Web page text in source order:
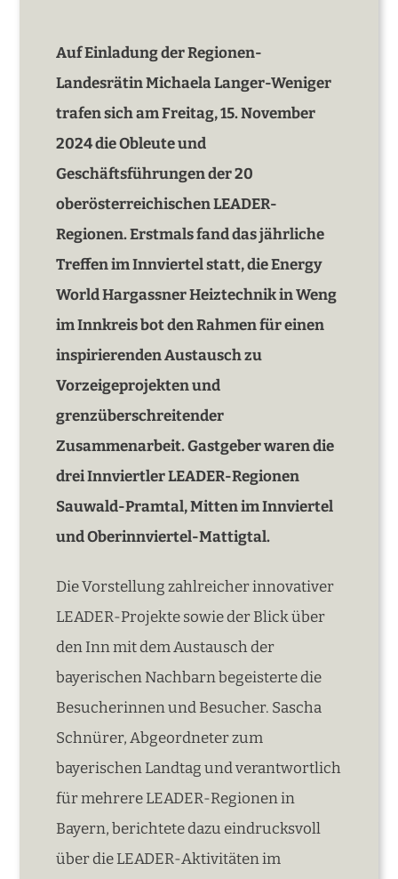
Auf Einladung der Regionen-
Landesrätin Michaela Langer-Weniger
trafen sich am Freitag, 15. November
2024 die Obleute und
Geschäftsführungen der 20
oberösterreichischen LEADER-
Regionen. Erstmals fand das jährliche
Treffen im Innviertel statt, die Energy
World Hargassner Heiztechnik in Weng
im Innkreis bot den Rahmen für einen
inspirierenden Austausch zu
Vorzeigeprojekten und
grenzüberschreitender
Zusammenarbeit. Gastgeber waren die
drei Innviertler LEADER-Regionen
Sauwald-Pramtal, Mitten im Innviertel
und Oberinnviertel-Mattigtal.
Die Vorstellung zahlreicher innovativer
LEADER-Projekte sowie der Blick über
den Inn mit dem Austausch der
bayerischen Nachbarn begeisterte die
Besucherinnen und Besucher. Sascha
Schnürer, Abgeordneter zum
bayerischen Landtag und verantwortlich
für mehrere LEADER-Regionen in
Bayern, berichtete dazu eindrucksvoll
über die LEADER-Aktivitäten im